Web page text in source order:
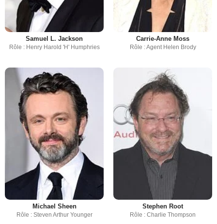
Samuel L. Jackson
Rôle : Henry Harold 'H' Humphries
Carrie-Anne Moss
Rôle : Agent Helen Brody
Michael Sheen
Rôle : Steven Arthur Younger
Stephen Root
Rôle : Charlie Thompson